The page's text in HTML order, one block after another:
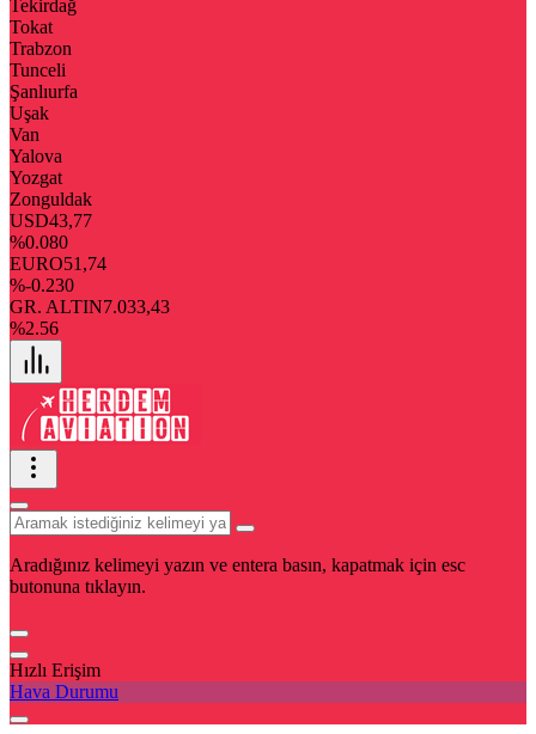
Tekirdağ
Tokat
Trabzon
Tunceli
Şanlıurfa
Uşak
Van
Yalova
Yozgat
Zonguldak
USD43,77
%0.080
EURO51,74
%-0.230
GR. ALTIN7.033,43
%2.56
Aradığınız kelimeyi yazın ve entera basın, kapatmak için esc
butonuna tıklayın.
Hızlı Erişim
Hava Durumu